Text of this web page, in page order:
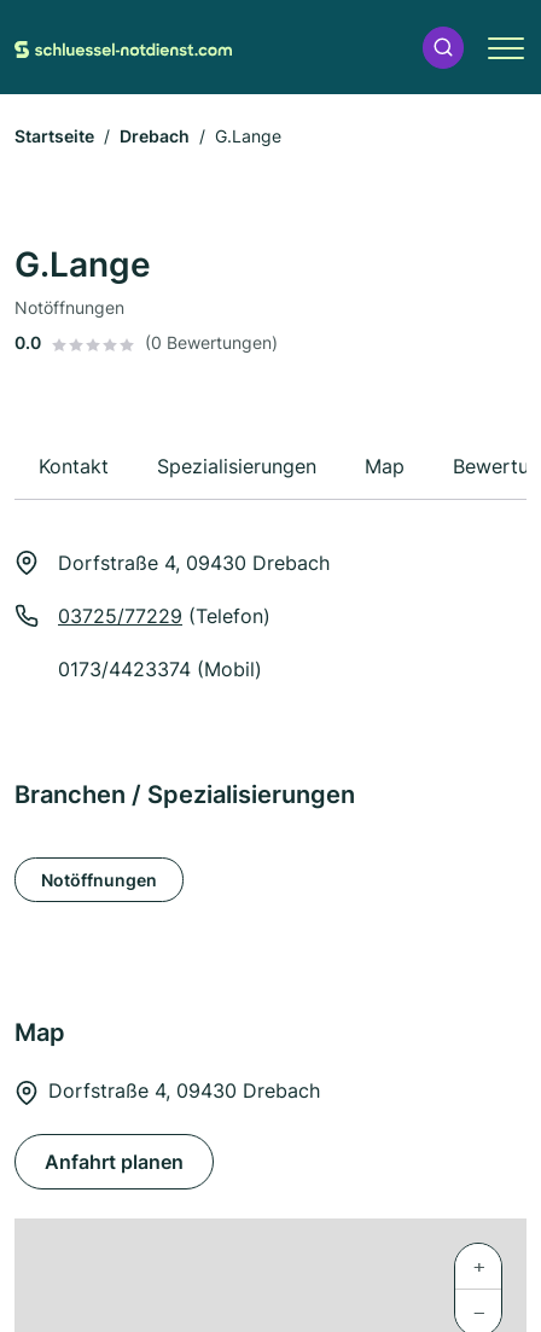
Startseite Drebach G.Lange
G.Lange
Notöffnungen
0.0
(0 Bewertungen)
Kontakt Spezialisierungen Map
Dorfstraße 4, 09430 Drebach
03725/77229 (Telefon)
0173/4423374 (Mobil)
Branchen / Spezialisierungen
Notöffnungen
Map
Dorfstraße 4, 09430 Drebach
Anfahrt planen
+
−